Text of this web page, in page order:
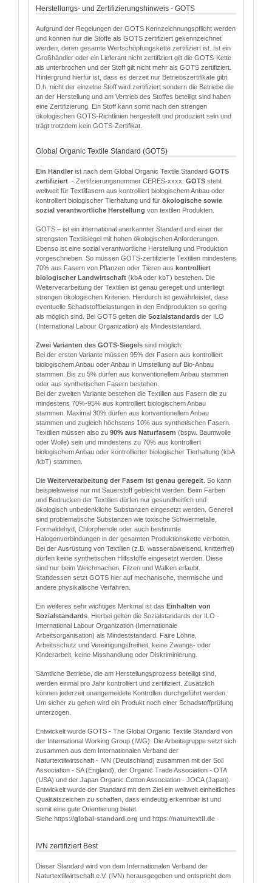
Herstellungs- und Zertifizierungshinweis - GOTS
Aufgrund der Regelungen der GOTS Kennzeichnungspflicht werden
und können nur die Stoffe als GOTS zertifiziert gekennzeichnet
werden, deren gesamte Wertschöpfungskette zertifiziert ist. Ist ein
Großhändler oder ein Lieferant nicht zertifiziert gilt die GOTS-Kette
als unterbrochen und der Stoff gilt nicht mehr als GOTS zertifiziert.
Hintergrund hierfür ist, dass es derzeit nur Betriebszertifikate gibt.
D.h. nicht der einzelne Stoff wird zertifiziert sondern die Betriebe die
an der Herstellung und am Vertrieb des Stoffes beteiligt sind haben
eine Zertifizierung. Ein Stoff kann somit nach den strengen
ökologischen GOTS-Richtlinien hergestellt und produziert sein und
trägt trotzdem kein GOTS-Zertifikat.
Global Organic Textile Standard (GOTS)
Ein Händler ist nach dem Global Organic Textile Standard GOTS
zertifiziert - Zertifzierungsnummer CERES-xxxx. GOTS steht
weltweit für Textilfasern aus kontrolliert biologischem Anbau oder
kontrolliert biologischer Tierhaltung und für ökologische sowie
sozial verantwortliche Herstellung von textilen Produkten.
GOTS – ist ein international anerkannter Standard und einer der
strengsten Textilsiegel mit hohen ökologischen Anforderungen.
Ebenso ist eine sozial verantwortliche Herstellung und Produktion
vorgeschrieben. So müssen GOTS-zertifizierte Textilien mindestens
70% aus Fasern von Pflanzen oder Tieren aus kontrolliert
biologischer Landwirtschaft (kbA oder kbT) bestehen. Die
Weiterverarbeitung der Textilien ist genau geregelt und unterliegt
strengen ökologischen Kriterien. Hierdurch ist gewährleistet, dass
eventuelle Schadstoffbelastungen in den Endprodukten so gering
als möglich sind. Bei GOTS gelten die Sozialstandards der ILO
(International Labour Organization) als Mindeststandard.
Zwei Varianten des GOTS-Siegels sind möglich:
Bei der ersten Variante müssen 95% der Fasern aus kontrolliert
biologischem Anbau oder Anbau in Umstellung auf Bio-Anbau
stammen. Bis zu 5% dürfen aus konventionellem Anbau stammen
oder aus synthetischen Fasern bestehen.
Bei der zweiten Variante bestehen die Textilien aus Fasern die zu
mindestens 70%-95% aus kontrolliert biologischem Anbau
stammen. Maximal 30% dürfen aus konventionellem Anbau
stammen und zugleich höchstens 10% aus synthetischen Fasern.
Textilien müssen also zu 90% aus Naturfasern (bspw. Baumwolle
oder Wolle) sein und mindestens zu 70% aus kontrolliert
biologischem Anbau oder kontrollierter biologischer Tierhaltung (kbA
/kbT) stammen.
Die Weiterverarbeitung der Fasern ist genau geregelt . So kann
beispielsweise nur mit Sauerstoff gebleicht werden. Beim Färben
und Bedrucken der Textilien dürfen nur gesundheitlich und
ökologisch unbedenkliche Substanzen eingesetzt werden. Generell
sind problematische Substanzen wie toxische Schwermetalle,
Formaldehyd, Chlorphenole oder auch bestimmte
Halogenverbindungen in der gesamten Produktionskette verboten.
Bei der Ausrüstung von Textilien (z.B. wasserabweisend, knitterfrei)
dürfen keine synthetischen Hilfsstoffe eingesetzt werden. Diese
sind nur beim Weichmachen, Filzen und Walken erlaubt.
Stattdessen setzt GOTS hier auf mechanische, thermische und
andere physikalische Verfahren.
Ein weiteres sehr wichtiges Merkmal ist das Einhalten von
Sozialstandards . Hierbei gelten die Sozialstandards der ILO -
International Labour Organization (Internationale
Arbeitsorganisation) als Mindeststandard. Faire Löhne,
Arbeitsschutz und Vereinigungsfreiheit, keine Zwangs- oder
Kinderarbeit, keine Misshandlung oder Diskriminierung.
Sämtliche Betriebe, die am Herstellungsprozess beteiligt sind,
werden einmal pro Jahr kontrolliert und zertifiziert. Zusätzlich
können jederzeit unangemeldete Kontrollen durchgeführt werden.
Um sicher zu gehen wird ein Produkt noch einer Schadstoffprüfung
unterzogen.
Entwickelt wurde GOTS - The Global Organic Textile Standard von
der International Working Group (IWG). Die Arbeitsgruppe setzt sich
zusammen aus dem Internationalen Verband der
Naturtextilwirtschaft - IVN (Deutschland) zusammen mit der Soil
Association - SA (England), der Organic Trade Association - OTA
(USA) und der Japan Organic Cotton Association - JOCA (Japan).
Entwickelt wurde der Standard mit dem Ziel ein weltweit einheitliches
Qualitätszeichen zu schaffen, dass eindeutig erkennbar ist und
somit eine gute Orientierung bietet.
Siehe https://global-standard.org und https://naturtextil.de
IVN zertifiziert Best
Dieser Standard wird von dem Internationalen Verband der
Naturtextilwirtschaft e.V. (IVN) herausgegeben und entspricht dem